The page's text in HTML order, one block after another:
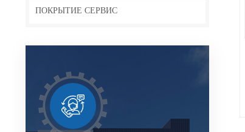
ПОКРЫТИЕ СЕРВИС